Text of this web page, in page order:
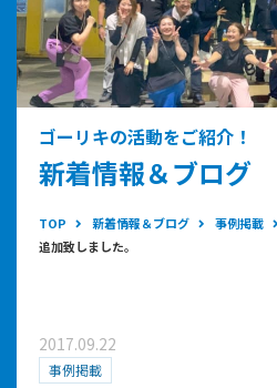
ゴーリキの活動をご紹介！
新着情報＆ブログ
TOP 新着情報＆ブログ 事例掲載
追加致しました。
2017.09.22
事例掲載